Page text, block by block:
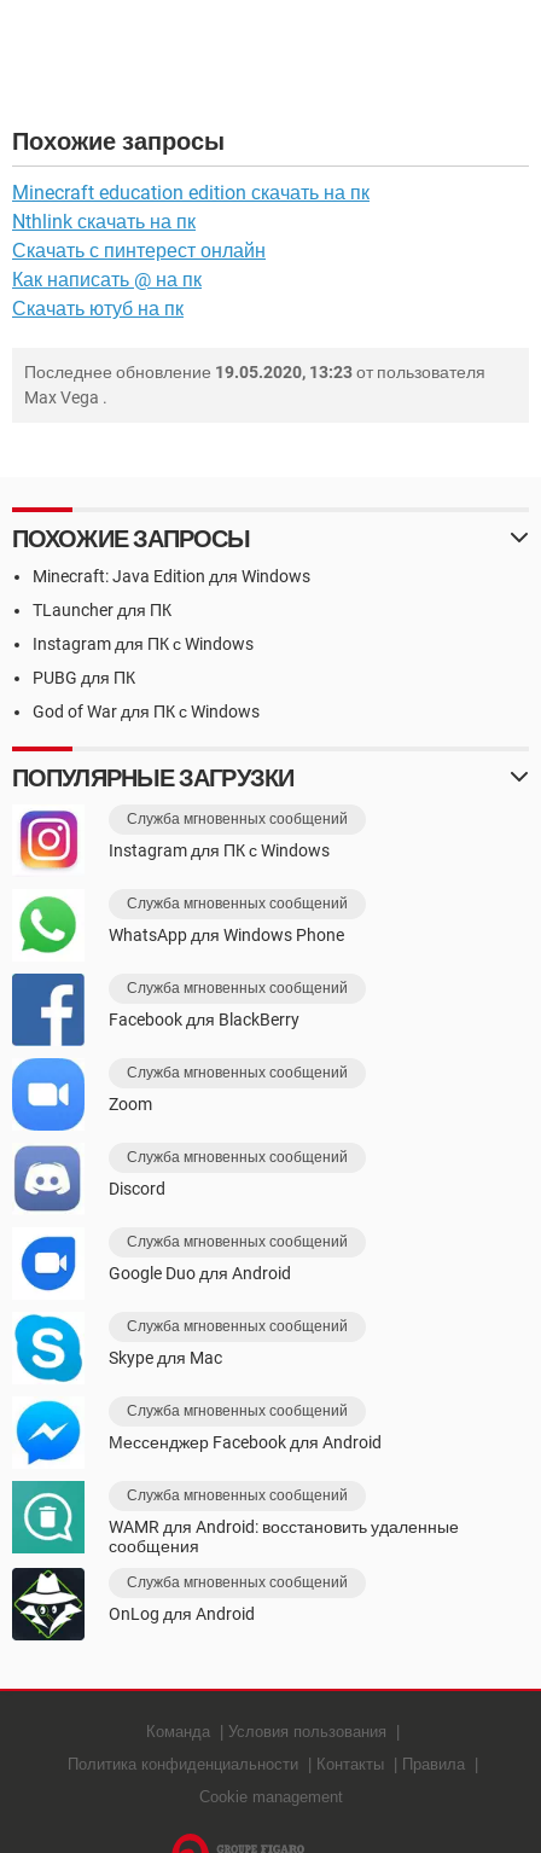
Похожие запросы
Minecraft education edition скачать на пк
Nthlink скачать на пк
Скачать с пинтерест онлайн
Как написать @ на пк
Скачать ютуб на пк
Последнее обновление 19.05.2020, 13:23от пользователя
Max Vega .
ПОХОЖИЕ ЗАПРОСЫ
Minecraft: Java Edition для Windows
TLauncher для ПК
Instagram для ПК с Windows
PUBG для ПК
God of War для ПК с Windows
ПОПУЛЯРНЫЕ ЗАГРУЗКИ
Служба мгновенных сообщений
Instagram для ПК с Windows
Служба мгновенных сообщений
WhatsApp для Windows Phone
Служба мгновенных сообщений
Facebook для BlackBerry
Служба мгновенных сообщений
Zoom
Служба мгновенных сообщений
Discord
Служба мгновенных сообщений
Google Duo для Android
Служба мгновенных сообщений
Skype для Mac
Служба мгновенных сообщений
Мессенджер Facebook для Android
Служба мгновенных сообщений
WAMR для Android: восстановить удаленные
сообщения
Служба мгновенных сообщений
OnLog для Android
Команда
Условия пользования
Политика конфиденциальности
Контакты
Правила
Cookie management